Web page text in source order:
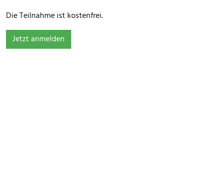
Die Teilnahme ist kostenfrei.
Jetzt anmelden